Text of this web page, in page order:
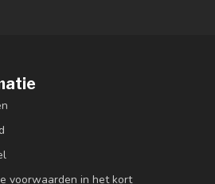
voorwaarden in het kort